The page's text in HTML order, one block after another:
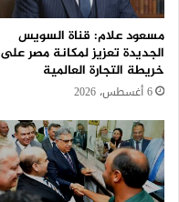
مسعود علام: قناة السويس
الجديدة تعزيز لمكانة مصر على
خريطة التجارة العالمية
6 أغسطس، 2026